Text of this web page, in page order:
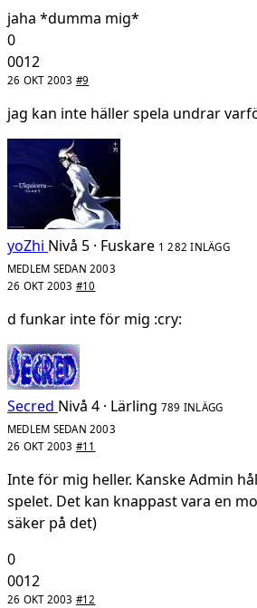
jaha *dumma mig*
0
0012
26 OKT 2003 #9
jag kan inte häller spela undrar
yoZhi Nivå 5 · Fuskare 1 282 INLÄGG
MEDLEM SEDAN 2003
26 OKT 2003 #10
d funkar inte för mig :cry:
Secred Nivå 4 · Lärling 789 INLÄGG
MEDLEM SEDAN 2003
26 OKT 2003 #11
Inte för mig heller. Kanske Admin
spelet. Det kan knappast vara en
säker på det)
0
0012
26 OKT 2003 #12